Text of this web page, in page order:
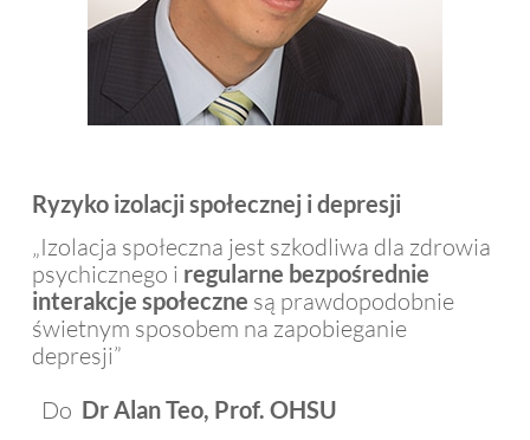
Ryzyko izolacji społecznej i depresji
„Izolacja społeczna jest szkodliwa dla zdrowia
psychicznego i regularne bezpośrednie
interakcje społeczne są prawdopodobnie
świetnym sposobem na zapobieganie
depresji”
Do Dr Alan Teo, Prof. OHSU